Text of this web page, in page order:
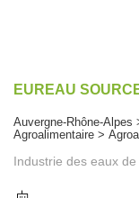
EUREAU
Auvergne-Rhône-
Agroalimentaire >
Industrie des eaux